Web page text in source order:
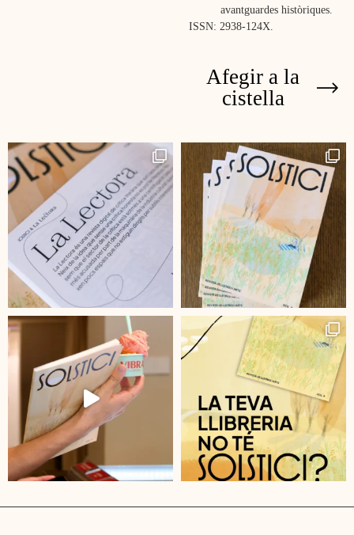
avantguardes històriques.
ISSN: 2938-124X.
Afegir a la
cistella